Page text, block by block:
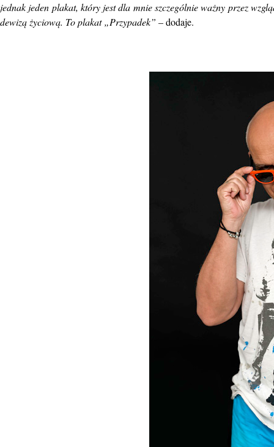
jednak jeden plakat, który jest dla mnie szczególnie ważny przez
dewizą życiową. To plakat „Przypadek” – dodaje.